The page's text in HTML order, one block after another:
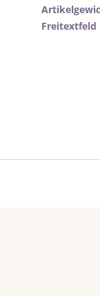
Freitextfeld